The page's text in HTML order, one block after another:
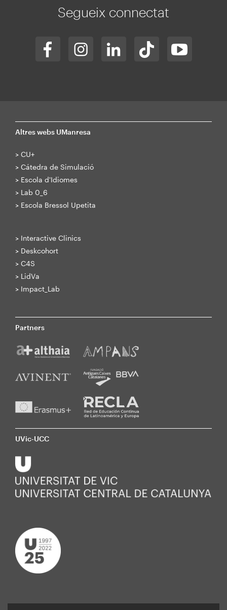
Segueix connectat
Altres webs UManresa
> CU+
> Cátedra de Simulació
> Escola d'Idiomes
> Lab 0_6
> Escola Bressol Upetita
> Interactive Clinics
> Deskcohort
> C4S
> LidVa
> Impact_Lab
Partners
UVic-UCC